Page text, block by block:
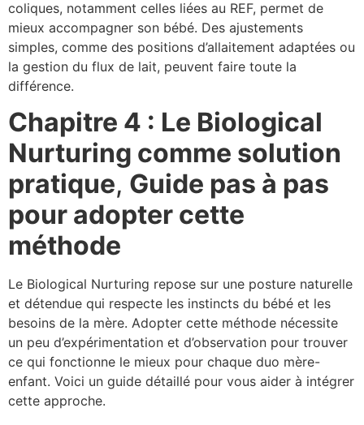
coliques, notamment celles liées au REF, permet de
mieux accompagner son bébé. Des ajustements
simples, comme des positions d’allaitement adaptées ou
la gestion du flux de lait, peuvent faire toute la
différence.
Chapitre 4 : Le Biological
Nurturing comme solution
pratique, Guide pas à pas
pour adopter cette
méthode
Le Biological Nurturing repose sur une posture naturelle
et détendue qui respecte les instincts du bébé et les
besoins de la mère. Adopter cette méthode nécessite
un peu d’expérimentation et d’observation pour trouver
ce qui fonctionne le mieux pour chaque duo mère-
enfant. Voici un guide détaillé pour vous aider à intégrer
cette approche.